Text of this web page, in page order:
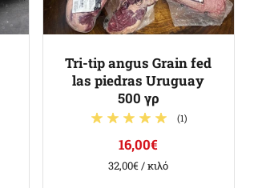
Tri-tip angus Grain fed
las piedras Uruguay
500 γρ
(1)
16,00€
32,00€/ κιλό